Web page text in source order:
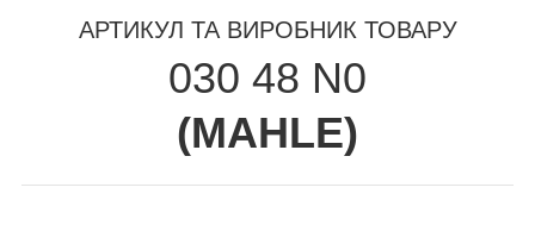
АРТИКУЛ ТА ВИРОБНИК ТОВАРУ
030 48 N0
(MAHLE)